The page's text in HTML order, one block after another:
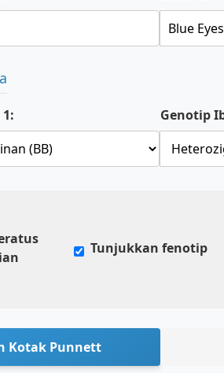
Genotip
Tunjukkan fenotip
Kotak Punnett